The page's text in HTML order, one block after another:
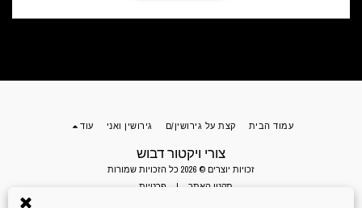
צורי ויקטור דבוש
זכויות יוצרים © 2026 כל הזכויות שמורות
תקנון האתר | פרטיות
עמוד הבית קצת על גירושין/ם גירושין ואני עוד